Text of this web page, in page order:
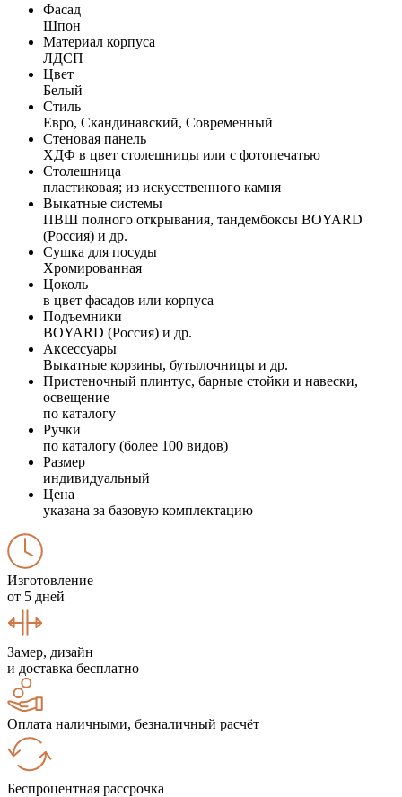
Фасад
Шпон
Материал корпуса
ЛДСП
Цвет
Белый
Стиль
Евро, Скандинавский, Современный
Стеновая панель
ХДФ в цвет столешницы или с фотопечатью
Столешница
пластиковая; из искусственного камня
Выкатные системы
ПВШ полного открывания, тандембоксы BOYARD
(Россия) и др.
Сушка для посуды
Хромированная
Цоколь
в цвет фасадов или корпуса
Подъемники
BOYARD (Россия) и др.
Аксессуары
Выкатные корзины, бутылочницы и др.
Пристеночный плинтус, барные стойки и навески,
освещение
по каталогу
Ручки
по каталогу (более 100 видов)
Размер
индивидуальный
Цена
указана за базовую комплектацию
Изготовление
от 5 дней
Замер, дизайн
и доставка бесплатно
Оплата наличными, безналичный расчёт
Беспроцентная рассрочка